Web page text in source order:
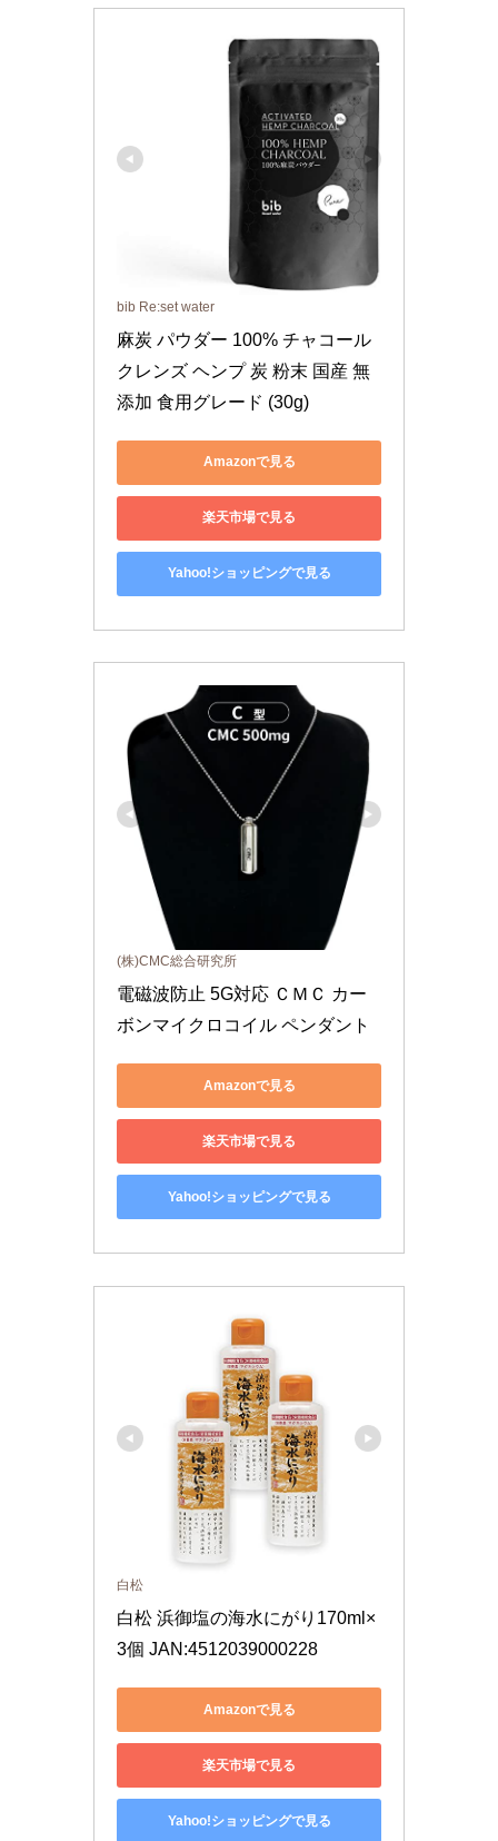
bib Re:set water
麻炭 パウダー 100% チャコール
クレンズ ヘンプ 炭 粉末 国産 無
添加 食用グレード (30g)
Amazonで見る
楽天市場で見る
Yahoo!ショッピングで見る
(株)CMC総合研究所
電磁波防止 5G対応 ＣＭＣ カー
ボンマイクロコイル ペンダント
Amazonで見る
楽天市場で見る
Yahoo!ショッピングで見る
白松
白松 浜御塩の海水にがり170ml×
3個 JAN:4512039000228
Amazonで見る
楽天市場で見る
Yahoo!ショッピングで見る